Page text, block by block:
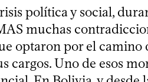
política y social,
muchas
optaron por el camino
cargos. Uno de esos